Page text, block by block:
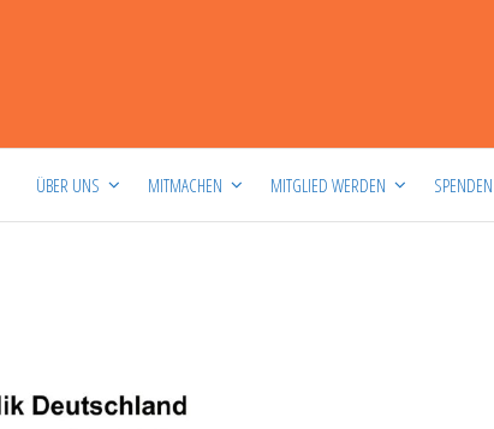
ÜBER UNS MITMACHEN MITGLIED WERDEN SPENDEN